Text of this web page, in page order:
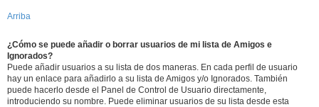
Arriba
¿Cómo se puede añadir o borrar usuarios de mi lista de Amigos e
Ignorados?
Puede añadir usuarios a su lista de dos maneras. En cada perfil de usuario
hay un enlace para añadirlo a su lista de Amigos y/o Ignorados. También
puede hacerlo desde el Panel de Control de Usuario directamente,
introduciendo su nombre. Puede eliminar usuarios de su lista desde esta